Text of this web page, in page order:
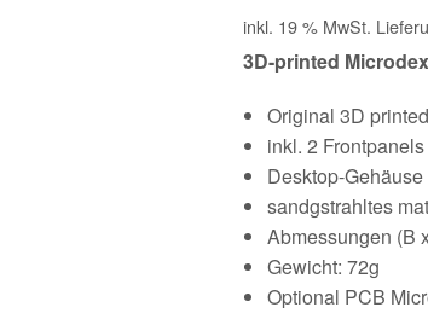
inkl. 19 % MwSt.
3D-printed
Original 3D
inkl. 2 Frontpanels
Desktop-
sandgstrahltes
Abmessungen (B
Gewicht: 72g
Optional PCB